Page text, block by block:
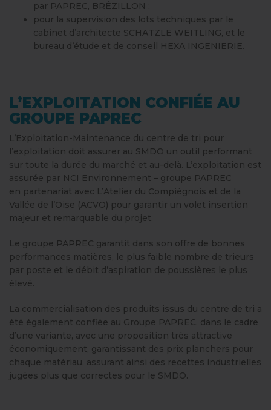
par PAPREC, BRÉZILLON ;
pour la supervision des lots techniques par le
cabinet d’architecte SCHATZLE WEITLING, et le
bureau d’étude et de conseil HEXA INGENIERIE.
L’EXPLOITATION CONFIÉE AU
GROUPE PAPREC
L’Exploitation-Maintenance du centre de tri pour
l’exploitation doit assurer au SMDO un outil performant
sur toute la durée du marché et au-delà. L’exploitation est
assurée par NCI Environnement – groupe PAPREC
en partenariat avec L’Atelier du Compiégnois et de la
Vallée de l’Oise (ACVO) pour garantir un volet insertion
majeur et remarquable du projet.
Le groupe PAPREC garantit dans son offre de bonnes
performances matières, le plus faible nombre de trieurs
par poste et le débit d’aspiration de poussières le plus
élevé.
La commercialisation des produits issus du centre de tri a
été également confiée au Groupe PAPREC, dans le cadre
d’une variante, avec une proposition très attractive
économiquement, garantissant des prix planchers pour
chaque matériau, assurant ainsi des recettes industrielles
jugées plus que correctes pour le SMDO.